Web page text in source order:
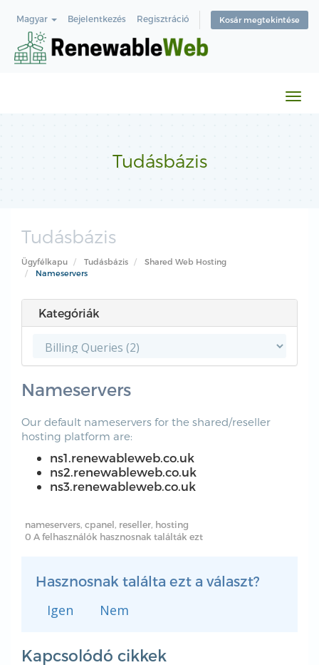
Magyar Bejelentkezés Regisztráció Kosár megtekintése
Tudásbázis
Tudásbázis
Ügyfélkapu Tudásbázis
Shared Web Hosting
Nameservers
Kategóriák
Nameservers
Our default nameservers for the shared/reseller
hosting platform are:
ns1.renewableweb.co.uk
ns2.renewableweb.co.uk
ns3.renewableweb.co.uk
nameservers, cpanel, reseller, hosting
0 A felhasználók hasznosnak találták ezt
Hasznosnak találta ezt a választ?
Igen
Nem
Kapcsolódó cikkek